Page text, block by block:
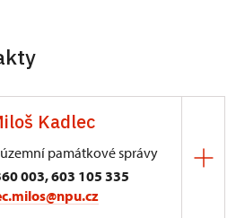
Kadlec
památkové správy
003, 603 105 335